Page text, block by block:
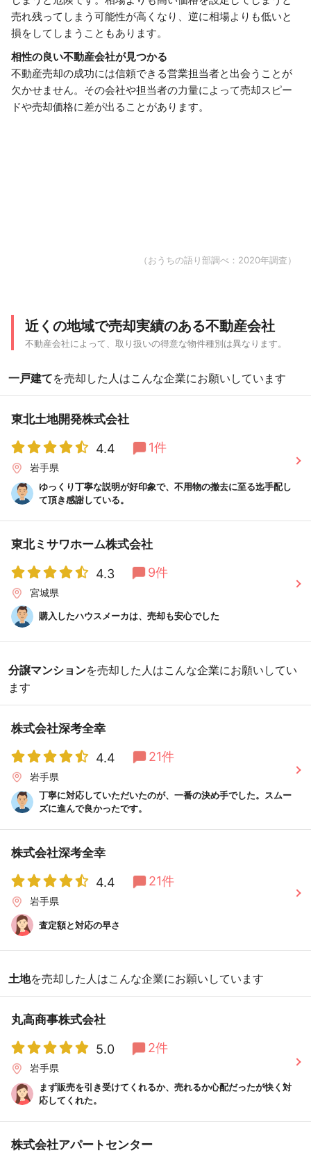
売れ残ってしまう可能性が高くなり、逆に相場よりも低いと
損をしてしまうこともあります。
相性の良い不動産会社が見つかる
不動産売却の成功には信頼できる営業担当者と出会うことが
欠かせません。その会社や担当者の力量によって売却スピー
ドや売却価格に差が出ることがあります。
（おうちの語り部調べ：2020年調査）
近くの地域で売却実績のある不動産会社
不動産会社によって、取り扱いの得意な物件種別は異なります。
一戸建てを売却した人はこんな企業にお願いしています
東北土地開発株式会社
4.4 1件
岩手県
ゆっくり丁寧な説明が好印象で、不用物の撤去に至る迄手配し
て頂き感謝している。
東北ミサワホーム株式会社
4.3 9件
宮城県
購入したハウスメーカは、売却も安心でした
分譲マンションを売却した人はこんな企業にお願いしてい
ます
株式会社深考全幸
4.4 21件
岩手県
丁寧に対応していただいたのが、一番の決め手でした。スムー
ズに進んで良かったです。
株式会社深考全幸
4.4 21件
岩手県
査定額と対応の早さ
土地を売却した人はこんな企業にお願いしています
丸高商事株式会社
5.0 2件
岩手県
まず販売を引き受けてくれるか、売れるか心配だったが快く対
応してくれた。
株式会社アパートセンター